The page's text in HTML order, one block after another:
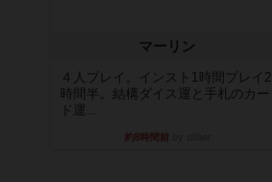
マーリン
４人プレイ。インスト1時間プレイ2
時間半。結構ダイス運と手札のカー
ド運...
約8時間前